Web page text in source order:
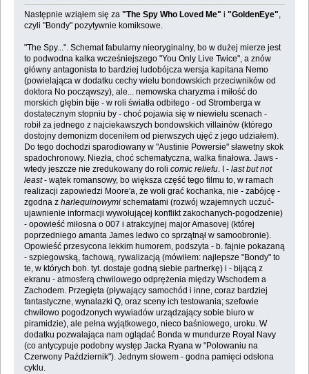
Następnie wziąłem się za "The Spy Who Loved Me" i "GoldenEye",
czyli "Bondy" pozytywnie komiksowe.
"The Spy...". Schemat fabularny nieoryginalny, bo w dużej mierze jest
to podwodna kalka wcześniejszego "You Only Live Twice", a znów
główny antagonista to bardziej ludobójcza wersja kapitana Nemo
(powielająca w dodatku cechy wielu bondowskich przeciwników od
doktora No począwszy), ale... nemowska charyzma i miłość do
morskich głębin bije - w roli światła odbitego - od Stromberga w
dostatecznym stopniu by - choć pojawia się w niewielu scenach -
robił za jednego z najciekawszych bondowskich villainów (którego
dostojny demonizm doceniłem od pierwszych ujęć z jego udziałem).
Do tego dochodzi sparodiowany w "Austinie Powersie" sławetny skok
spadochronowy. Niezła, choć schematyczna, walka finałowa. Jaws -
wtedy jeszcze nie zredukowany do roli comic reliefu. I - last but not
least- wątek romansowy, bo większa część tego filmu to, w ramach
realizacji zapowiedzi Moore'a, że woli grać kochanka, nie - zabójcę -
zgodna z harlequinowymischematami (rozwój wzajemnych uczuć-
ujawnienie informacji wywołującej konflikt zakochanych-pogodzenie)
- opowieść miłosna o 007 i atrakcyjnej major Amasovej (której
poprzedniego amanta James ledwo co sprzątnął w samoobronie).
Opowieść przesycona lekkim humorem, podszyta - b. fajnie pokazaną
- szpiegowską, fachową, rywalizacją (mówiłem: najlepsze "Bondy" to
te, w których boh. tyt. dostaje godną siebie partnerkę) i - bijącą z
ekranu - atmosferą chwilowego odprężenia między Wschodem a
Zachodem. Przegięta (pływający samochód i inne, coraz bardziej
fantastyczne, wynalazki Q, oraz sceny ich testowania; szefowie
chwilowo pogodzonych wywiadów urządzający sobie biuro w
piramidzie), ale pełna wyjątkowego, nieco baśniowego, uroku. W
dodatku pozwalająca nam oglądać Bonda w mundurze Royal Navy
(co antycypuje podobny występ Jacka Ryana w "Polowaniu na
Czerwony Październik"). Jednym słowem - godna pamięci odsłona
cyklu.